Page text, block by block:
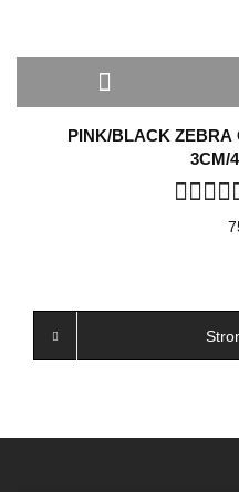
PINK/BLACK ZEBRA
3CM/